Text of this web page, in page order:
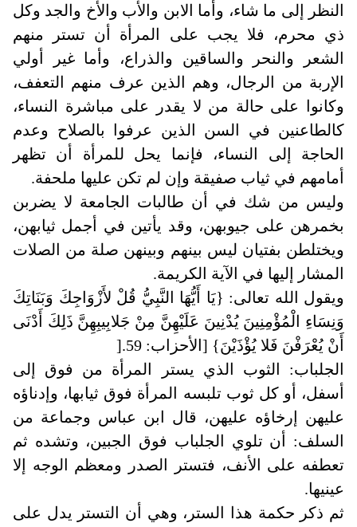
النظر إلى ما شاء، وأما الابن والأب والأخ والجد وكل
ذي محرم، فلا يجب على المرأة أن تستر منهم
الشعر والنحر والساقين والذراع، وأما غير أولي
الإربة من الرجال، وهم الذين عرف منهم التعفف،
وكانوا على حالة من لا يقدر على مباشرة النساء،
كالطاعنين في السن الذين عرفوا بالصلاح وعدم
الحاجة إلى النساء، فإنما يحل للمرأة أن تظهر
أمامهم في ثياب صفيقة وإن لم تكن عليها ملحفة.
وليس من شك في أن طالبات الجامعة لا يضربن
بخمرهن على جيوبهن، وقد يأتين في أجمل ثيابهن،
ويختلطن بفتيان ليس بينهم وبينهن صلة من الصلات
المشار إليها في الآية الكريمة.
ويقول الله تعالى: {يَا أَيُّهَا النَّبِيُّ قُلْ لأَزْوَاجِكَ وَبَنَاتِكَ
وَنِسَاءِ الْمُؤْمِنِينَ يُدْنِينَ عَلَيْهِنَّ مِنْ جَلابِيبِهِنَّ ذَلِكَ أَدْنَى
أَنْ يُعْرَفْنَ فَلا يُؤْذَيْنَ} [الأحزاب: 59
].
الجلباب: الثوب الذي يستر المرأة من فوق إلى
أسفل، أو كل ثوب تلبسه المرأة فوق ثيابها، وإدناؤه
عليهن إرخاؤه عليهن، قال ابن عباس وجماعة من
السلف: أن تلوي الجلباب فوق الجبين، وتشده ثم
تعطفه على الأنف، فتستر الصدر ومعظم الوجه إلا
عينيها.
ثم ذكر حكمة هذا الستر، وهي أن التستر يدل على